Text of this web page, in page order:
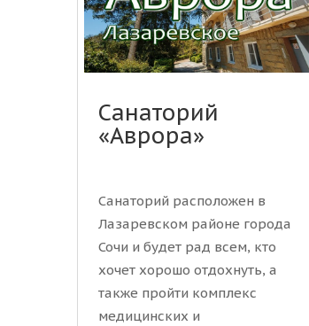
Санаторий
«Аврора»
Санаторий расположен в
Лазаревском районе города
Сочи и будет рад всем, кто
хочет хорошо отдохнуть, а
также пройти комплекс
медицинских и